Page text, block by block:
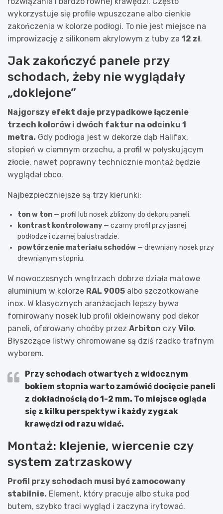
wykorzystuje się profile wpuszczane albo cienkie
zakończenia w kolorze podłogi. To nie jest miejsce na
improwizację z silikonem akrylowym z tuby za 12 zł.
Jak zakończyć panele przy
schodach, żeby nie wyglądały
„doklejone”
Najgorszy efekt daje przypadkowe łączenie
trzech kolorów i dwóch faktur na odcinku 1
metra. Gdy podłoga jest w dekorze dąb Halifax,
stopień w ciemnym orzechu, a profil w połyskującym
złocie, nawet poprawny technicznie montaż będzie
wyglądał obco.
Najbezpieczniejsze są trzy kierunki:
ton w ton — profil lub nosek zbliżony do dekoru paneli,
kontrast kontrolowany — czarny profil przy jasnej
podłodze i czarnej balustradzie,
powtórzenie materiału schodów — drewniany nosek przy
drewnianym stopniu.
W nowoczesnych wnętrzach dobrze działa matowe
aluminium w kolorze RAL 9005 albo szczotkowane
inox. W klasycznych aranżacjach lepszy bywa
fornirowany nosek lub profil okleinowany pod dekor
paneli, oferowany choćby przez Arbiton czy Vilo.
Błyszczące listwy chromowane są dziś rzadko trafnym
wyborem.
Przy schodach otwartych z widocznym
bokiem stopnia warto zamówić docięcie paneli
z dokładnością do1-2 mm. To miejsce ogląda
się z kilku perspektyw i każdy zygzak
krawędzi od razu widać.
Montaż: klejenie, wiercenie czy
system zatrzaskowy
Profil przy schodach musi być zamocowany
stabilnie. Element, który pracuje albo stuka pod
butem, szybko traci wygląd i zaczyna irytować.